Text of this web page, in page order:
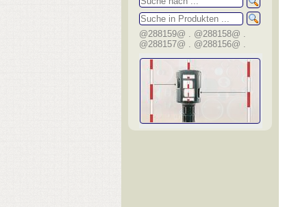
@288159@ . @288158@ .
@288157@ . @288156@ .